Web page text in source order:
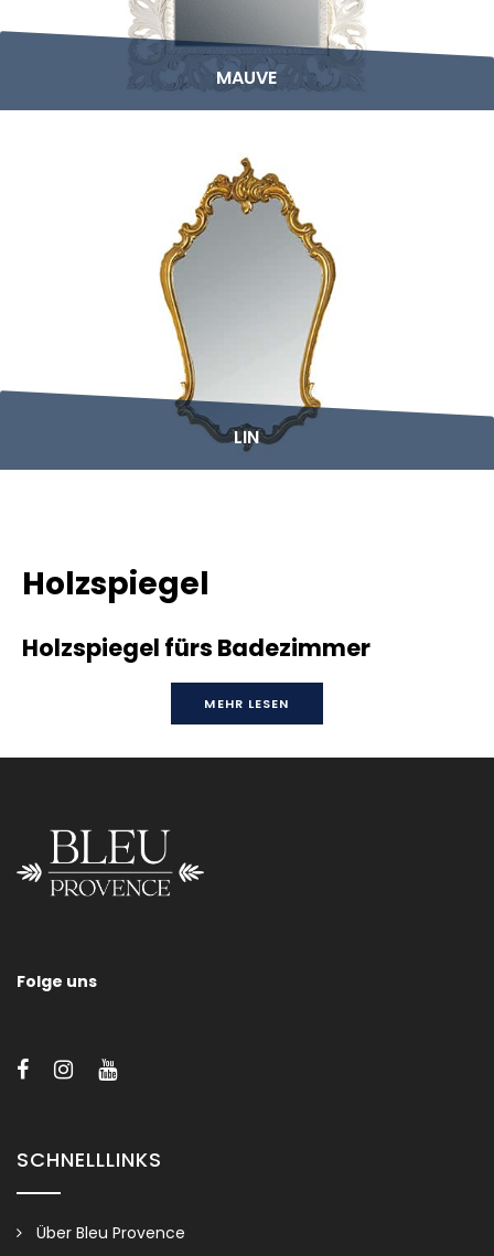
MAUVE
LIN
oder grau gestreift, lackierte Farben, … Kundenspezifische
Holzspiegel
Holzspiegel fürs Badezimmer
MEHR LESEN
Folge uns
SCHNELLLINKS
Über Bleu Provence